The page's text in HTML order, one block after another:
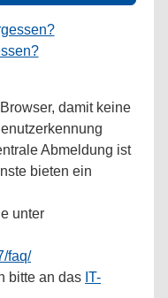
damit keine
Abmeldung ist
bieten ein
unter
faq/
bitte an das IT-